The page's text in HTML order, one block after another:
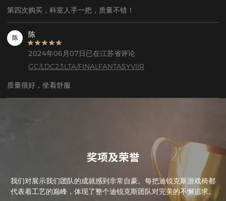
第四次购买，科室人手一把，质量不错！
陈 陈
2024年06月07日已在江苏省评论
GC/LDC23LTA/FINALFANTASYVIIR
质量很好，坐着舒服
奖项及荣誉
我们对展示我们团队的成就感到非常自豪。每把迪锐克斯游戏椅都
代表着工艺的巅峰，体现了整个迪锐克斯团队对完美的不懈追求。